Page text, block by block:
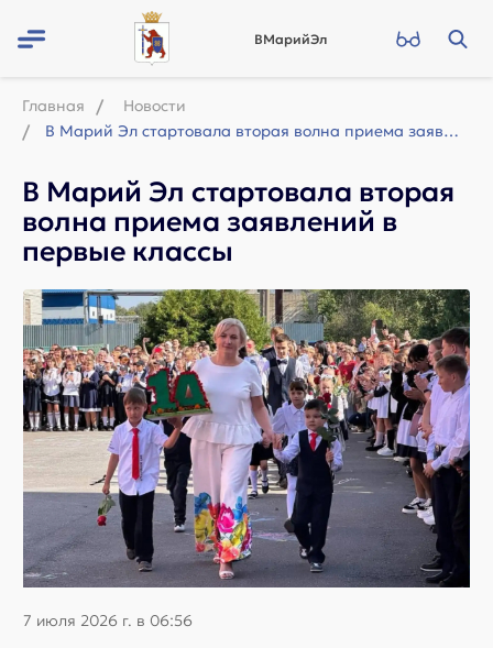
ВМарийЭл
Главная
Новости
В Марий Эл стартовала вторая волна приема заявлений в первые классы
В Марий Эл стартовала вторая
волна приема заявлений в
первые классы
7 июля 2026 г. в 06:56